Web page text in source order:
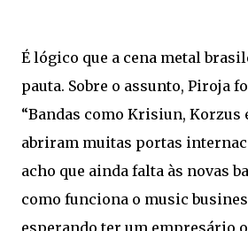
É lógico que a cena metal
pauta. Sobre o assunto, Piroja
“Bandas como Krisiun, Korzus
abriram muitas portas
acho que ainda falta às novas
como funciona o music
esperando ter um empresário